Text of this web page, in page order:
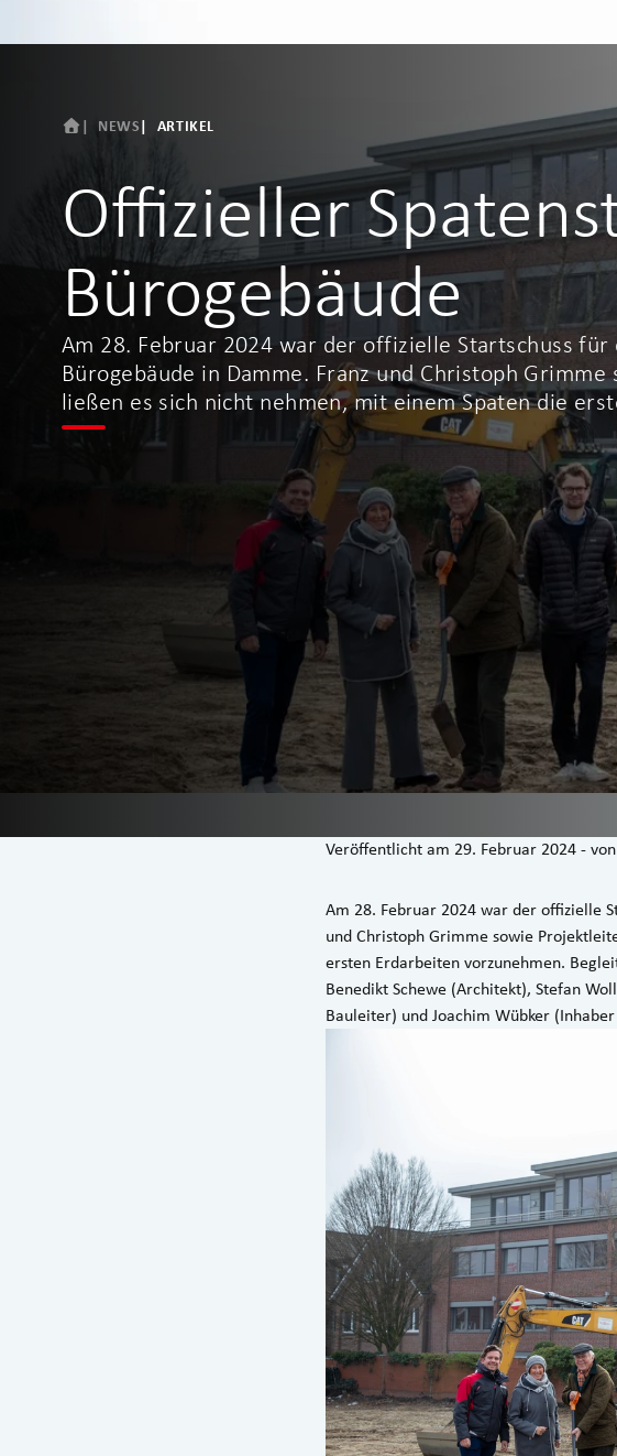
NEWS ARTIKEL
Offizieller
Bürogebäude
Am 28. Februar 2024 war der offizielle Startschuss
Bürogebäude in Damme. Franz und Christoph
ließen es sich nicht nehmen, mit einem Spaten die
Veröffentlicht am 29. Februar 2024-von
Am 28. Februar 2024 war der offizielle
und Christoph Grimme sowie
ersten Erdarbeiten vorzunehmen.
Benedikt Schewe (Architekt), Stefan
Bauleiter) und Joachim Wübker